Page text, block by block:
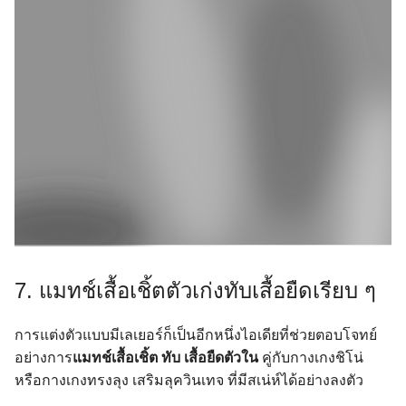
7. แมทช์เสื้อเชิ้ตตัวเก่งทับเสื้อยืดเรียบ ๆ
การแต่งตัวแบบมีเลเยอร์ก็เป็นอีกหนึ่งไอเดียที่ช่วยตอบโจทย์
อย่างการแมทช์เสื้อเชิ้ต ทับ เสื้อยืดตัวในคู่กับกางเกงชิโน่
หรือกางเกงทรงลุง เสริมลุควินเทจ ที่มีสเน่ห์ได้อย่างลงตัว